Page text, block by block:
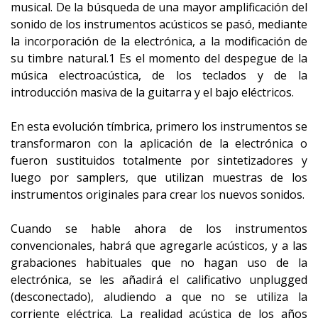
musical. De la búsqueda de una mayor amplificación del
sonido de los instrumentos acústicos se pasó, mediante
la incorporación de la electrónica, a la modificación de
su timbre natural.1 Es el momento del despegue de la
música electroacústica, de los teclados y de la
introducción masiva de la guitarra y el bajo eléctricos.
En esta evolución tímbrica, primero los instrumentos se
transformaron con la aplicación de la electrónica o
fueron sustituidos totalmente por sintetizadores y
luego por samplers, que utilizan muestras de los
instrumentos originales para crear los nuevos sonidos.
Cuando se hable ahora de los instrumentos
convencionales, habrá que agregarle acústicos, y a las
grabaciones habituales que no hagan uso de la
electrónica, se les añadirá el calificativo unplugged
(desconectado), aludiendo a que no se utiliza la
corriente eléctrica. La realidad acústica de los años